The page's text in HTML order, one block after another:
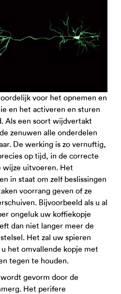
voor het opnemen en
en het activeren en sturen
Als een soort wijdvertakt
zenuwen alle onderdelen
De werking is zo vernuftig,
op tijd, in de correcte
wijze uitvoeren. Het
in staat om zelf beslissingen
voorrang geven of ze
Bijvoorbeeld als u al
ongeluk uw koffiekopje
dan niet langer meer de
Het zal uw spieren
het omvallende kopje met
tegen te houden.
gevorm door de
Het perifere